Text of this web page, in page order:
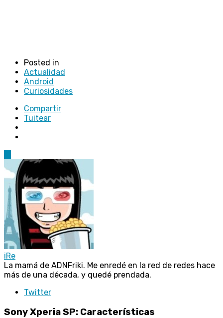
Posted in
Actualidad
Android
Curiosidades
Compartir
Tuitear
iRe
La mamá de ADNFriki. Me enredé en la red de redes hace
más de una década, y quedé prendada.
Twitter
Sony Xperia SP: Características